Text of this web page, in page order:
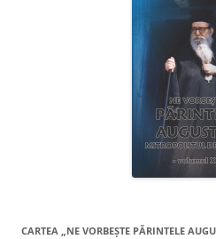
CARTEA „NE VORBEŞTE PĂRINTELE